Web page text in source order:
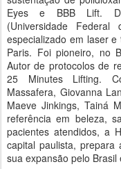
Eyes e BBB Lift.
(Universidade
especializado em laser
Paris. Foi pioneiro, no
Autor de protocolos de
25 Minutes Lifting.
Massafera, Giovanna
Maeve Jinkings, Tainá
referência em beleza,
pacientes atendidos, a
capital paulista,
sua expansão pelo Brasil